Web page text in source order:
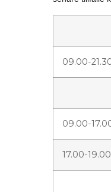
09.00-
09.00-
17.00-19.00